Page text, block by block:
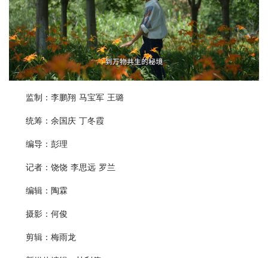
监制：李鹏翔 马宝军 王璐
统筹：余国庆 丁冬霞
编导：彭理
记者：饶饶 李思远 罗兰
编辑：陶霖
摄影：何俊
剪辑：梅雨龙